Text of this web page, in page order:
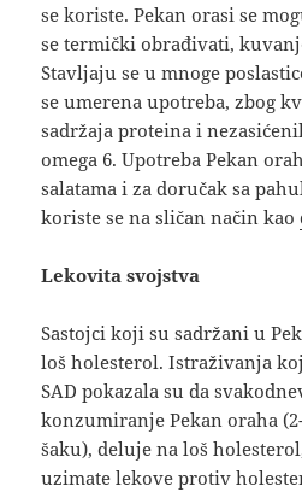
se koriste. Pekan orasi se
se termički obrađivati,
Stavljaju se u mnoge
se umerena upotreba, zbog
sadržaja proteina i
omega 6. Upotreba Pekan
salatama i za doručak sa
koriste se na sličan način kao
Lekovita svojstva
Sastojci koji su sadržani u
loš holesterol. Istraživanja
SAD pokazala su da
konzumiranje Pekan oraha
šaku), deluje na loš
uzimate lekove protiv